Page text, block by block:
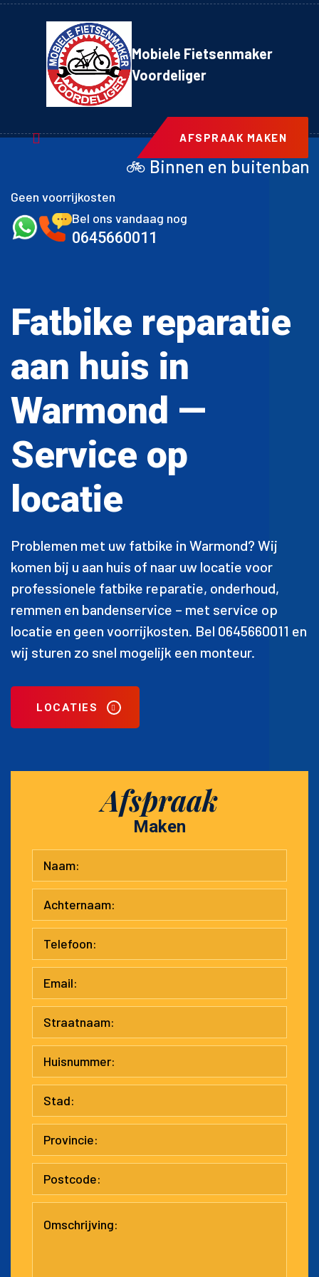
Mobiele Fietsenmaker
Voordeliger
AFSPRAAK MAKEN
Binnen en buitenband achter inclusief
Geen voorrijkosten
Bel ons vandaag nog
0645660011
Fatbike reparatie
aan huis in
Warmond —
Service op
locatie
Problemen met uw fatbike in Warmond? Wij
komen bij u aan huis of naar uw locatie voor
professionele fatbike reparatie, onderhoud,
remmen en bandenservice – met service op
locatie en geen voorrijkosten. Bel 0645660011 en
wij sturen zo snel mogelijk een monteur.
LOCATIES
Afspraak
Maken